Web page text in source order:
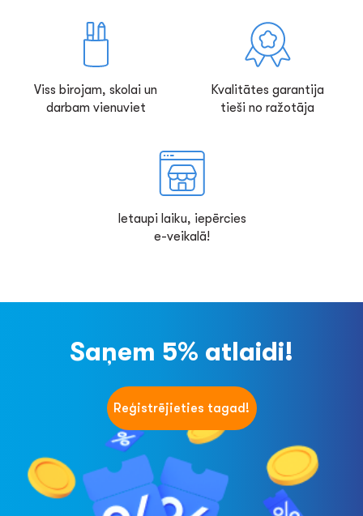
Viss birojam, skolai un
darbam vienuviet
Kvalitātes garantija
tieši no ražotāja
Ietaupi laiku, iepērcies
e-veikalā!
Saņem 5% atlaidi!
Reģistrējieties tagad!